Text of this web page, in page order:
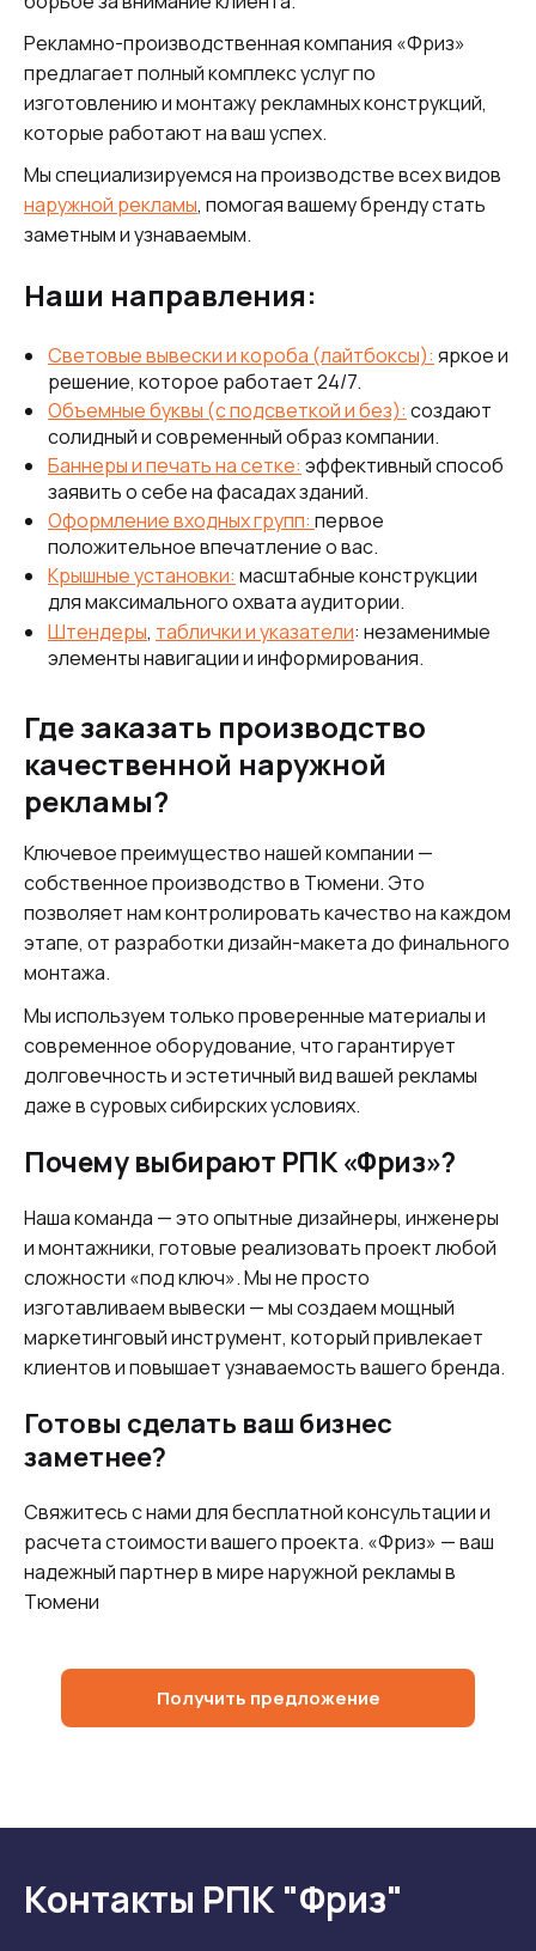
Рекламно-производственная компания «Фриз»
предлагает полный комплекс услуг по
изготовлению и монтажу рекламных конструкций,
которые работают на ваш успех.
Мы специализируемся на производстве всех видов
наружной рекламы, помогая вашему бренду стать
заметным и узнаваемым.
Наши направления:
Световые вывески и короба (лайтбоксы): яркое и
решение, которое работает 24/7.
Объемные буквы (с подсветкой и без): создают
солидный и современный образ компании.
Баннеры и печать на сетке: эффективный способ
заявить о себе на фасадах зданий.
Оформление входных групп: первое
положительное впечатление о вас.
Крышные установки: масштабные конструкции
для максимального охвата аудитории.
Штендеры, таблички и указатели: незаменимые
элементы навигации и информирования.
Где заказать производство
качественной наружной
рекламы?
Ключевое преимущество нашей компании —
собственное производство в Тюмени. Это
позволяет нам контролировать качество на каждом
этапе, от разработки дизайн-макета до финального
монтажа.
Мы используем только проверенные материалы и
современное оборудование, что гарантирует
долговечность и эстетичный вид вашей рекламы
даже в суровых сибирских условиях.
Почему выбирают РПК «Фриз»?
Наша команда — это опытные дизайнеры, инженеры
и монтажники, готовые реализовать проект любой
сложности «под ключ». Мы не просто
изготавливаем вывески — мы создаем мощный
маркетинговый инструмент, который привлекает
клиентов и повышает узнаваемость вашего бренда.
Готовы сделать ваш бизнес
заметнее?
Свяжитесь с нами для бесплатной консультации и
расчета стоимости вашего проекта. «Фриз» — ваш
надежный партнер в мире наружной рекламы в
Тюмени
Получить предложение
Контакты РПК "Фриз"